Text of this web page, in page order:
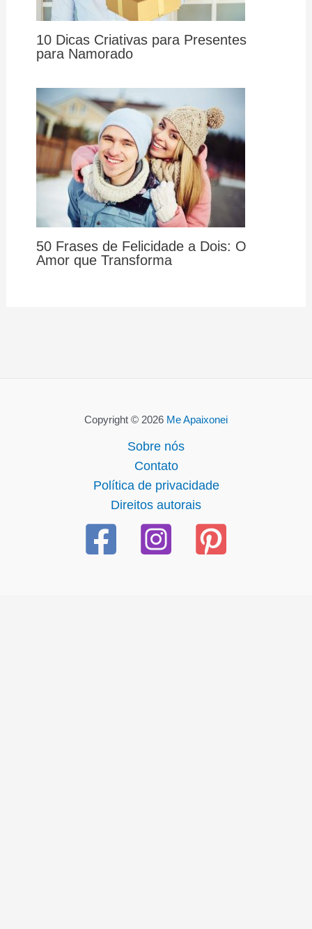
10 Dicas Criativas para Presentes
para Namorado
50 Frases de Felicidade a Dois: O
Amor que Transforma
Copyright © 2026 Me Apaixonei
Sobre nós
Contato
Política de privacidade
Direitos autorais